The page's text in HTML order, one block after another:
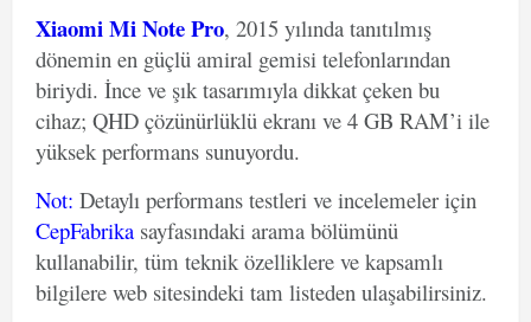
Xiaomi Mi Note Pro, 2015 yılında tanıtılmış
dönemin en güçlü amiral gemisi telefonlarından
biriydi. İnce ve şık tasarımıyla dikkat çeken bu
cihaz; QHD çözünürlüklü ekranı ve 4 GB RAM’i ile
yüksek performans sunuyordu.
Not: Detaylı performans testleri ve incelemeler için
CepFabrika sayfasındaki arama bölümünü
kullanabilir, tüm teknik özelliklere ve kapsamlı
bilgilere web sitesindeki tam listeden ulaşabilirsiniz.